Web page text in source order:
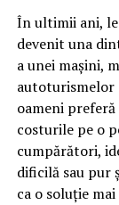
cuvinte
caută.
Apoi vine
vizitatorii stau
urmărească
Google nu îți
petrecut,
util e
În ultimii ani,
devenit una
a unei mașini,
autoturismelor
oameni
costurile pe o
cumpărători,
dificilă sau pur
ca o soluție